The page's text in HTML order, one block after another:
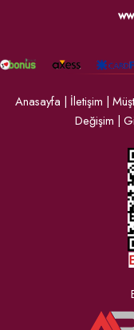
Anasayfa | İletişim |
Değişim |